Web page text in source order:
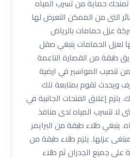
تمنحك حماية من تسرب المياه
التى من الممكن التعرض لها
عزل حمامات بالرياض
لعزل الحمامات ينبغي صقل
طبقة من القصارة الناعمة
تنصيب المواسير في ارضية
ويحدث تقوم بمتابعة تلك
يلزم إغلاق الفتحات الجانبية في
لا تتسرب المياه لدى منافذ
ينبغي طلاء طبقة من البرايمر
عزلها. يلزم طلاء طبقة من
على جميع الجدران ثم طلاء